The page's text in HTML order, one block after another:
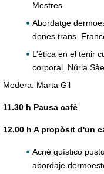
Mestres
Abordatge
dones trans.
L’ètica en el tenir
corporal. Núria
Modera: Marta Gil
11.30 h Pausa cafè
12.00 h A propòsit d'un
Acné quístico
abordaje